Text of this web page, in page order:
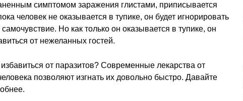
симптомом заражения глистами, приписывается
человек не оказывается в тупике, он будет игнорировать
Но как только он оказывается в тупике, он
от нежеланных гостей.
от паразитов? Современные лекарства от
позволяют изгнать их довольно быстро. Давайте